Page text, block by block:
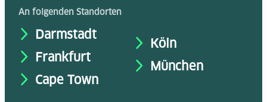
An folgenden Standorten
Darmstadt
Frankfurt
Cape Town
Köln
München